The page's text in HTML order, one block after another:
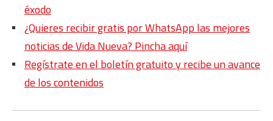
éxodo
¿Quieres recibir gratis por WhatsApp las mejores
noticias de Vida Nueva? Pincha aquí
Regístrate en el boletín gratuito y recibe un avance
de los contenidos